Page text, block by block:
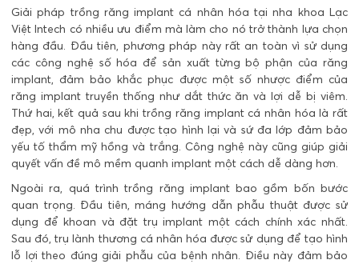
Giải pháp trồng răng implant cá nhân hóa tại nha khoa Lạc
Việt Intech có nhiều ưu điểm mà làm cho nó trở thành lựa chọn
hàng đầu. Đầu tiên, phương pháp này rất an toàn vì sử dụng
các công nghệ số hóa để sản xuất từng bộ phận của răng
implant, đảm bảo khắc phục được một số nhược điểm của
răng implant truyền thống như dắt thức ăn và lợi dễ bị viêm.
Thứ hai, kết quả sau khi trồng răng implant cá nhân hóa là rất
đẹp, với mô nha chu được tạo hình lại và sứ đa lớp đảm bảo
yếu tố thẩm mỹ hồng và trắng. Công nghệ này cũng giúp giải
quyết vấn đề mô mềm quanh implant một cách dễ dàng hơn.
Ngoài ra, quá trình trồng răng implant bao gồm bốn bước
quan trọng. Đầu tiên, máng hướng dẫn phẫu thuật được sử
dụng để khoan và đặt trụ implant một cách chính xác nhất.
Sau đó, trụ lành thương cá nhân hóa được sử dụng để tạo hình
lỗ lợi theo đúng giải phẫu của bệnh nhân. Điều này đảm bảo